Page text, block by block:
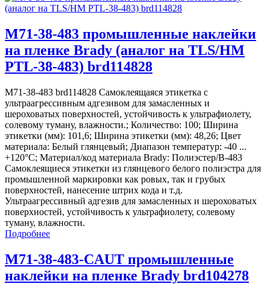
M71-38-483 промышленные наклейки
на пленке Brady (аналог на TLS/HM
PTL-38-483) brd114828
M71-38-483 brd114828 Самоклеящаяся этикетка с
ультраагрессивным адгезивом для замасленных и
шероховатых поверхностей, устойчивость к ультрафиолету,
солевому туману, влажности.; Количество: 100; Ширина
этикетки (мм): 101,6; Ширина этикетки (мм): 48,26; Цвет
материала: Белый глянцевый; Диапазон температур: -40 ...
+120°С; Материал/код материала Brady: Полиэстер/В-483
Самоклеящиеся этикетки из глянцевого белого полиэстра для
промышленной маркировки как ровых, так и грубых
поверхностей, нанесение штрих кода и т.д.
Ультраагрессивный адгезив для замасленных и шероховатых
поверхностей, устойчивость к ультрафиолету, солевому
туману, влажности.
Подробнее
M71-38-483-CAUT промышленные
наклейки на пленке Brady brd104278